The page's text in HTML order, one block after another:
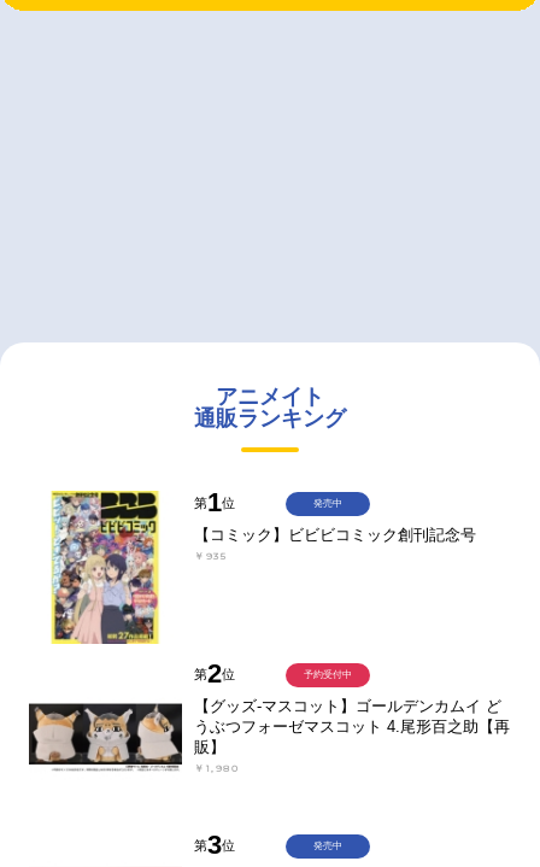
アニメイト
通販ランキング
第1位
【コミック】ビビビコミック創刊記念号
￥935
発売中
第2位
【グッズ-マスコット】ゴールデンカムイ ど
うぶつフォーゼマスコット 4.尾形百之助【再
販】
￥1,980
予約受付中
第3位 発売中